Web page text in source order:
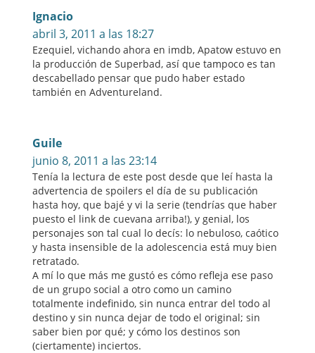
Ignacio
abril 3, 2011 a las 18:27
Ezequiel, vichando ahora en imdb, Apatow estuvo en
la producción de Superbad, así que tampoco es tan
descabellado pensar que pudo haber estado
también en Adventureland.
Guile
junio 8, 2011 a las 23:14
Tenía la lectura de este post desde que leí hasta la
advertencia de spoilers el día de su publicación
hasta hoy, que bajé y vi la serie (tendrías que haber
puesto el link de cuevana arriba!), y genial, los
personajes son tal cual lo decís: lo nebuloso, caótico
y hasta insensible de la adolescencia está muy bien
retratado.
A mí lo que más me gustó es cómo refleja ese paso
de un grupo social a otro como un camino
totalmente indefinido, sin nunca entrar del todo al
destino y sin nunca dejar de todo el original; sin
saber bien por qué; y cómo los destinos son
(ciertamente) inciertos.